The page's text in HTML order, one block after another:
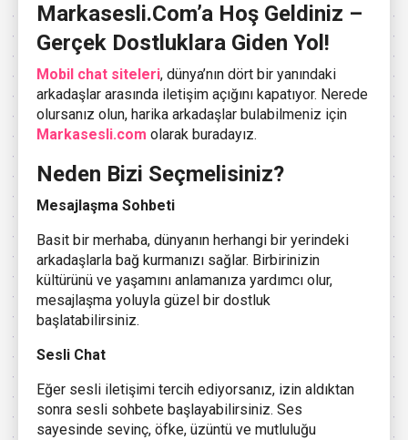
Markasesli.Com’a Hoş Geldiniz –
Gerçek Dostluklara Giden Yol!
Mobil chat siteleri, dünya’nın dört bir yanındaki
arkadaşlar arasında iletişim açığını kapatıyor. Nerede
olursanız olun, harika arkadaşlar bulabilmeniz için
Markasesli.com olarak buradayız.
Neden Bizi Seçmelisiniz?
Mesajlaşma Sohbeti
Basit bir merhaba, dünyanın herhangi bir yerindeki
arkadaşlarla bağ kurmanızı sağlar. Birbirinizin
kültürünü ve yaşamını anlamanıza yardımcı olur,
mesajlaşma yoluyla güzel bir dostluk
başlatabilirsiniz.
Sesli Chat
Eğer sesli iletişimi tercih ediyorsanız, izin aldıktan
sonra sesli sohbete başlayabilirsiniz. Ses
sayesinde sevinç, öfke, üzüntü ve mutluluğu